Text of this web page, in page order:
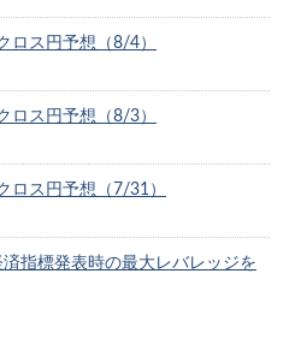
ロス円予想（8/4）
ロス円予想（8/3）
ロス円予想（7/31）
済指標発表時の最大レバレッジを